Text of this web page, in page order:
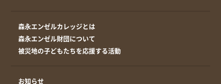
森永エンゼルカレッジとは
森永エンゼル財団について
被災地の子どもたちを応援する活動
お知らせ